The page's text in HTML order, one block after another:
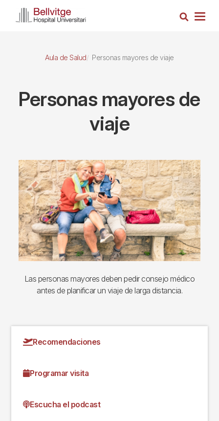
Busca
Aula de Salud Personas mayores de viaje
Personas mayores de
viaje
Imagen
Las personas mayores deben pedir consejo médico
antes de planificar un viaje de larga distancia.
Recomendaciones
Programar visita
Escucha el podcast